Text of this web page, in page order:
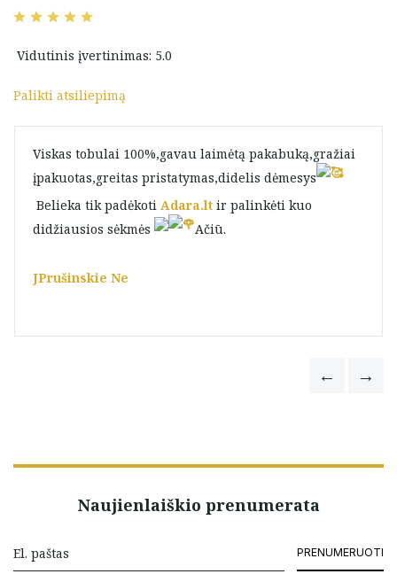
Vidutinis įvertinimas: 5.0
Palikti atsiliepimą
Viskas tobulai 100%,gavau laimėtą pakabuką,gražiai
įpakuotas,greitas pristatymas,didelis dėmesys
Belieka tik padėkoti Adara.lt ir palinkėti kuo
didžiausios sėkmės
Ačiū.
JPrušinskie Ne
Naujienlaiškio prenumerata
PRENUMERUOTI